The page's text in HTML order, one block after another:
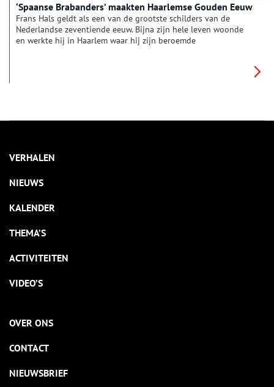
‘Spaanse Brabanders’ maakten Haarlemse Gouden Eeuw
Frans Hals geldt als een van de grootste schilders van de
Nederlandse zeventiende eeuw. Bijna zijn hele leven woonde
en werkte hij in Haarlem waar hij zijn beroemde
VERHALEN
NIEUWS
KALENDER
THEMA’S
ACTIVITEITEN
VIDEO’S
OVER ONS
CONTACT
NIEUWSBRIEF